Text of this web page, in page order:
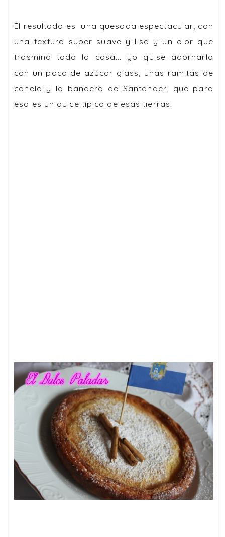
El resultado es una quesada espectacular, con
una textura super suave y lisa y un olor que
trasmina toda la casa... yo quise adornarla
con un poco de azúcar glass, unas ramitas de
canela y la bandera de Santander, que para
eso es un dulce típico de esas tierras.